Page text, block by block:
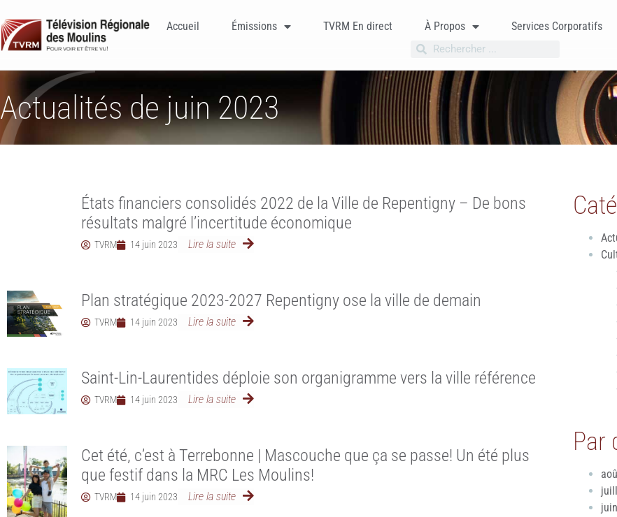
Accueil Émissions TVRM En direct À Propos Services Corporatifs
Actualités de juin 2023
États financiers consolidés 2022 de la Ville de Repentigny – De bons
résultats malgré l’incertitude économique
TVRM 14 juin 2023 Lire la suite
Plan stratégique 2023-2027 Repentigny ose la ville de demain
TVRM 14 juin 2023 Lire la suite
Saint-Lin-Laurentides déploie son organigramme vers la ville référence
TVRM 14 juin 2023 Lire la suite
Cet été, c’est à Terrebonne | Mascouche que ça se passe! Un été plus
que festif dans la MRC Les Moulins!
TVRM 14 juin 2023 Lire la suite
Par